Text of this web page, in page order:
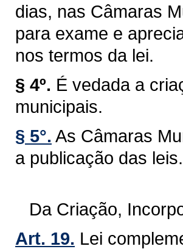
dias, nas Câmaras
para exame e
nos termos da lei.
§ 4º. É vedada a
municipais.
§ 5°. As Câmaras
a publicação das leis.
Da Criação,
Art. 19. Lei